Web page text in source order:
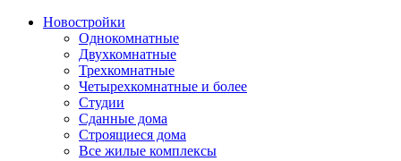
Новостройки
Однокомнатные
Двухкомнатные
Трехкомнатные
Четырехкомнатные и более
Студии
Сданные дома
Строящиеся дома
Все жилые комплексы